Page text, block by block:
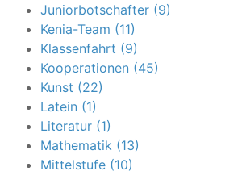
Juniorbotschafter (9)
Kenia-Team (11)
Klassenfahrt (9)
Kooperationen (45)
Kunst (22)
Latein (1)
Literatur (1)
Mathematik (13)
Mittelstufe (10)